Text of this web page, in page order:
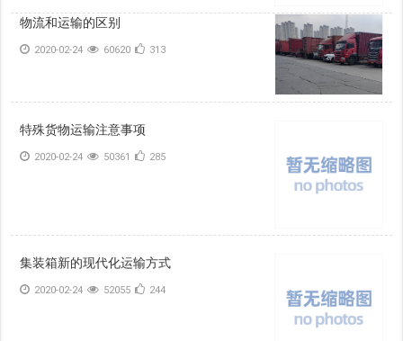
物流和运输的区别
2020-02-24 60620 313
特殊货物运输注意事项
2020-02-24 50361 285
集装箱新的现代化运输方式
2020-02-24 52055 244